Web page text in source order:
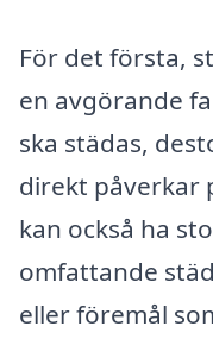
För det första,
en avgörande
ska städas,
direkt påverkar
kan också ha
omfattande
eller föremål